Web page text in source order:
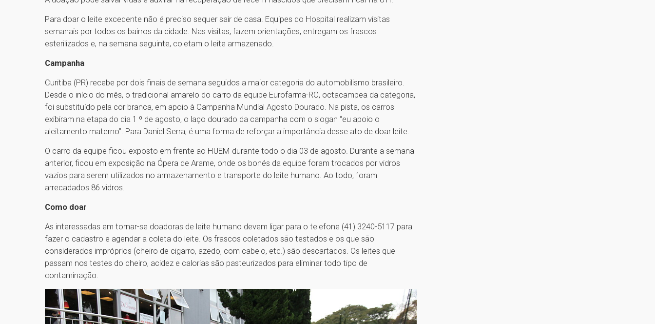
Para doar o leite excedente não é preciso sequer sair de casa. Equipes do Hospital realizam visitas
semanais por todos os bairros da cidade. Nas visitas, fazem orientações, entregam os frascos
esterilizados e, na semana seguinte, coletam o leite armazenado.
Campanha
Curitiba (PR) recebe por dois finais de semana seguidos a maior categoria do automobilismo brasileiro.
Desde o início do mês, o tradicional amarelo do carro da equipe Eurofarma-RC, octacampeã da categoria,
foi substituído pela cor branca, em apoio à Campanha Mundial Agosto Dourado. Na pista, os carros
exibiram na etapa do dia 1 º de agosto, o laço dourado da campanha com o slogan “eu apoio o
aleitamento materno”. Para Daniel Serra, é uma forma de reforçar a importância desse ato de doar leite.
O carro da equipe ficou exposto em frente ao HUEM durante todo o dia 03 de agosto. Durante a semana
anterior, ficou em exposição na Ópera de Arame, onde os bonés da equipe foram trocados por vidros
vazios para serem utilizados no armazenamento e transporte do leite humano. Ao todo, foram
arrecadados 86 vidros.
Como doar
As interessadas em tornar-se doadoras de leite humano devem ligar para o telefone (41) 3240-5117 para
fazer o cadastro e agendar a coleta do leite. Os frascos coletados são testados e os que são
considerados impróprios (cheiro de cigarro, azedo, com cabelo, etc.) são descartados. Os leites que
passam nos testes do cheiro, acidez e calorias são pasteurizados para eliminar todo tipo de
contaminação.